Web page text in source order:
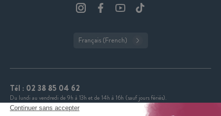
Français (French)
Tél : 02 38 85 04 62
Du lundi au vendredi de 9h à 13h et de 14h à 16h (sauf jours fériés).